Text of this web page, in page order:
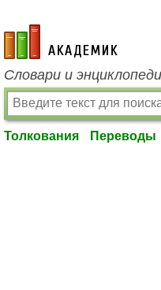
academic.ru
Словари и
Толкования Переводы